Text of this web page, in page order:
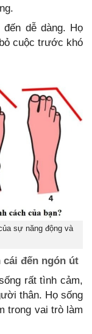
đến dễ dàng. Họ
cuộc trước khó
sự năng động và
cái đến ngón út
rất tình cảm,
thân. Họ sống
trong vai trò làm